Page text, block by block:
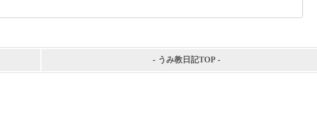
- うみ教日記TOP-